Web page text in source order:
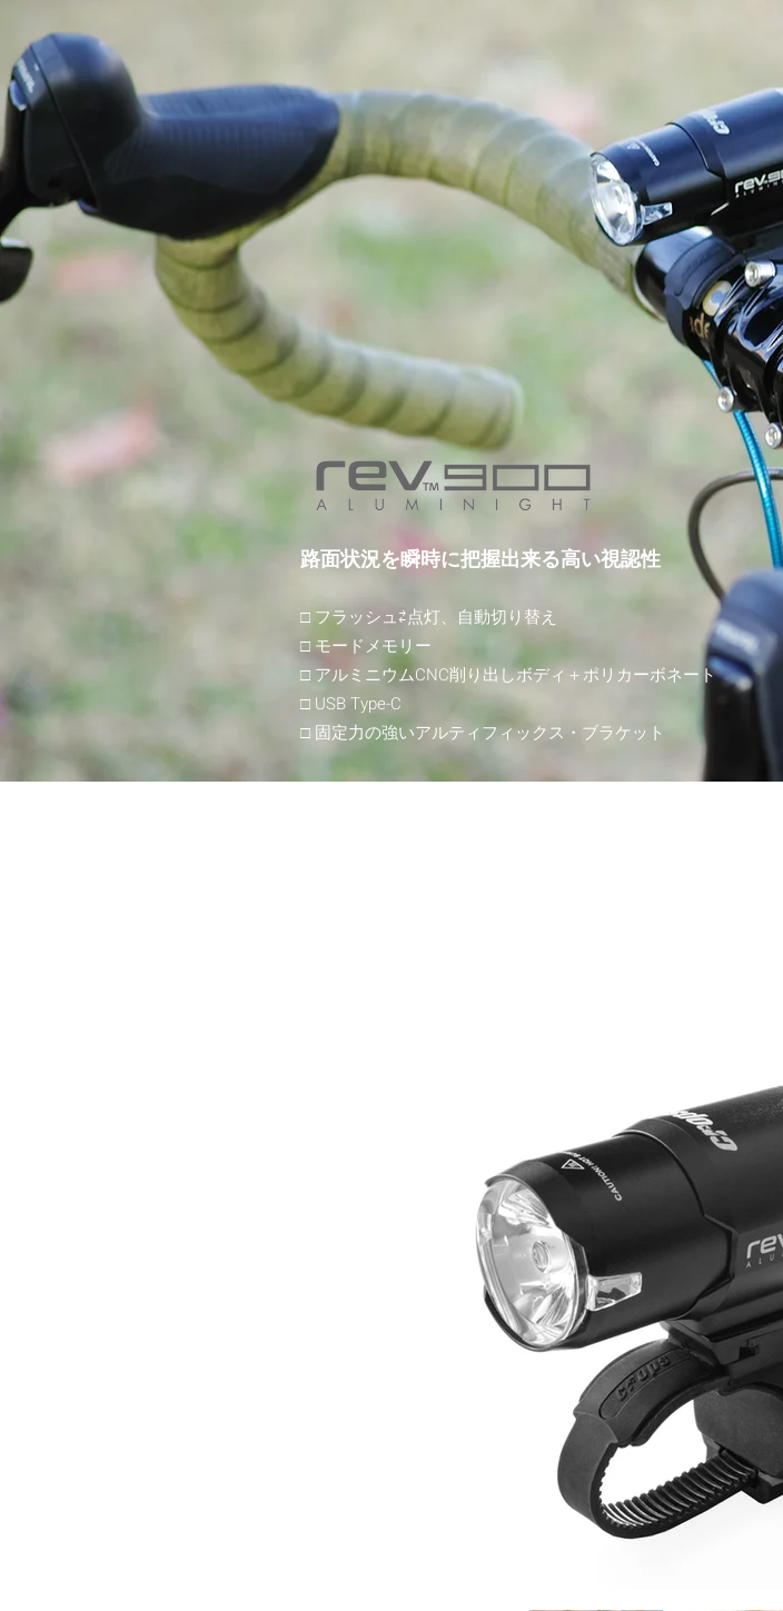
路面状況を瞬時に把握出来る高い視認性
□ フラッシュ⇄点灯、自動切り替え
□ モードメモリー
□ アルミニウムCNC削り出しボディ＋ポリカーボネート​
□ USB Type-C
​□ 固定力の強いアルティフィックス・ブラケット